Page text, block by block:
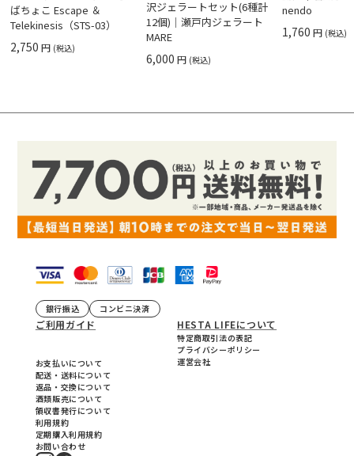
ばちょこ Escape ＆
Telekinesis（STS-03）
2,750円 (税込)
沢ジェラートセット(6種計
12個)｜瀬戸内ジェラート
MARE
6,000円 (税込)
nendo
1,760円 (税込)
銀行振込 コンビニ決済
ご利用ガイド
お支払いについて
配送・送料について
返品・交換について
酒類販売について
領収書発行について
利用規約
定期購入利用規約
お問い合わせ
HESTA LIFEについて
特定商取引法の表記
プライバシーポリシー
運営会社